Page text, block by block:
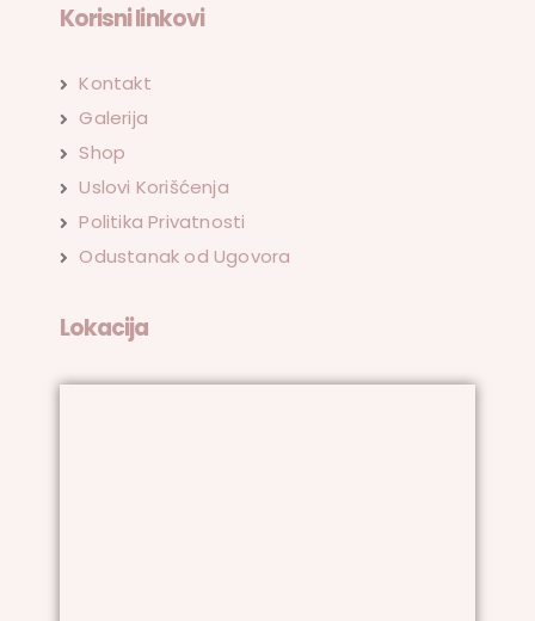
Korisni linkovi
Kontakt
Galerija
Shop
Uslovi Korišćenja
Politika Privatnosti
Odustanak od Ugovora
Lokacija